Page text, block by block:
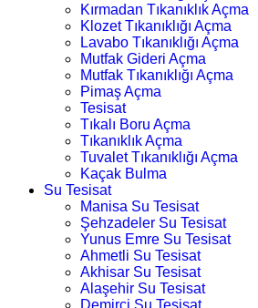
Kırmadan Tıkanıklık Açma
Klozet Tıkanıklığı Açma
Lavabo Tıkanıklığı Açma
Mutfak Gideri Açma
Mutfak Tıkanıklığı Açma
Pimaş Açma
Tesisat
Tıkalı Boru Açma
Tıkanıklık Açma
Tuvalet Tıkanıklığı Açma
Kaçak Bulma
Su Tesisat
Manisa Su Tesisat
Şehzadeler Su Tesisat
Yunus Emre Su Tesisat
Ahmetli Su Tesisat
Akhisar Su Tesisat
Alaşehir Su Tesisat
Demirci Su Tesisat